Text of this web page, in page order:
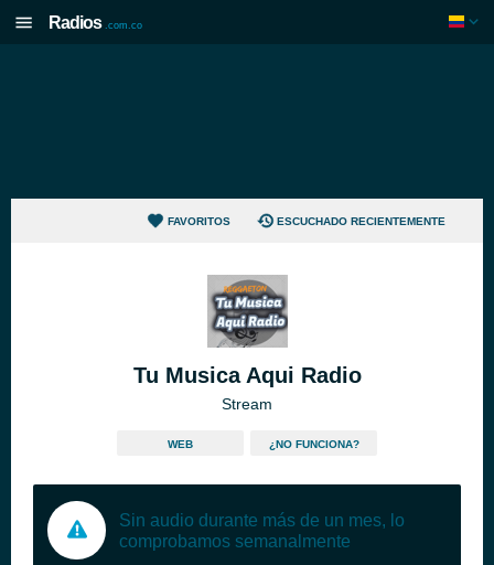
Radios .com.co
FAVORITOS ESCUCHADO RECIENTEMENTE
Tu Musica Aqui Radio
Stream
WEB ¿NO FUNCIONA?
Sin audio durante más de un mes, lo
comprobamos semanalmente